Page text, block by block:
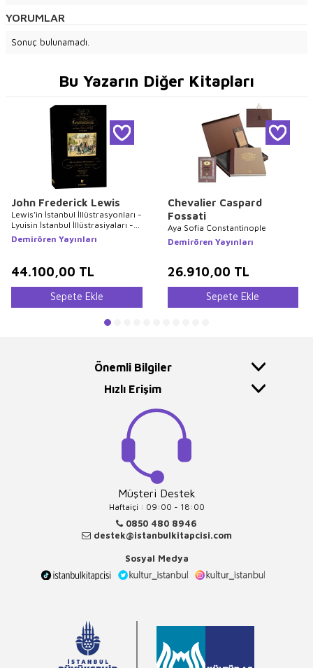
YORUMLAR
Sonuç bulunamadı.
Bu Yazarın Diğer Kitapları
John Frederick Lewis
Lewis’in İstanbul İllüstrasyonları -
Lyuisin İstanbul İllüstrasiyaları -
Lewis`s Illustrations of
Constantinople
Demirören Yayınları
44.100,00 TL
Sepete Ekle
Chevalier Caspard
Fossati
Aya Sofia Constantinople
Demirören Yayınları
26.910,00 TL
Sepete Ekle
Önemli Bilgiler
Hızlı Erişim
Müşteri Destek
Haftaiçi : 09:00 - 18:00
0850 480 8946
destek@istanbulkitapcisi.com
Sosyal Medya